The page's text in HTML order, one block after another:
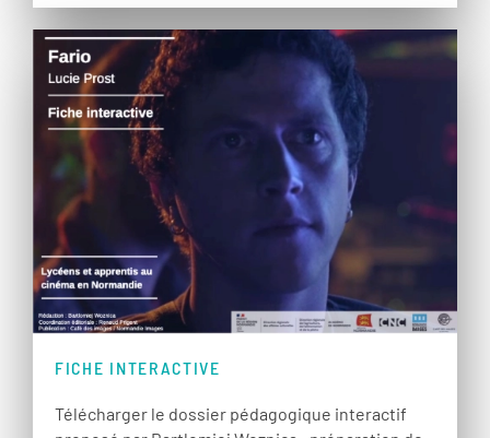
FICHE INTERACTIVE
Télécharger le dossier pédagogique interactif